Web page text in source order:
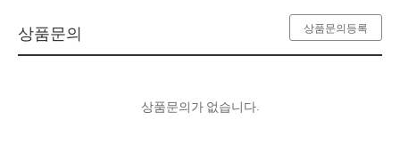
상품문의 상품문의등록
상품문의가 없습니다.